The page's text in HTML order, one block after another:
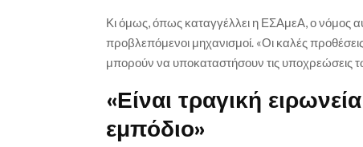
Κι όμως, όπως καταγγέλλει η ΕΣΑμεΑ, ο νόμος
προβλεπόμενοι μηχανισμοί. «Οι καλές
μπορούν να υποκαταστήσουν τις υποχρεώσεις
«Είναι τραγική
εμπόδιο»